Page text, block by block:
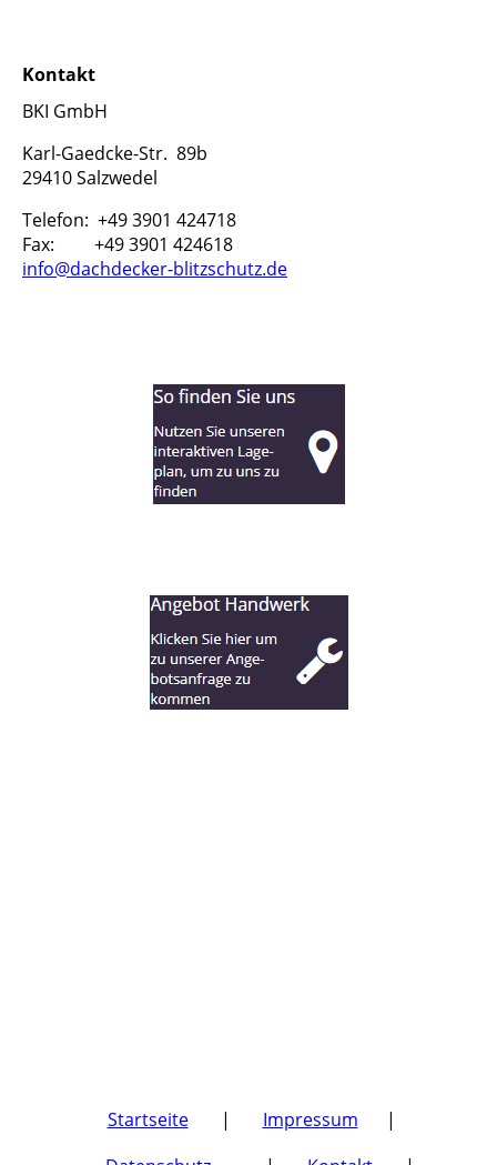
Kontakt
BKI GmbH
Karl-Gaedcke-Str. 89b
29410 Salzwedel
Telefon: +49 3901 424718
Fax: +49 3901 424618
info@dachdecker-blitzschutz.de
Startseite | Impressum
|